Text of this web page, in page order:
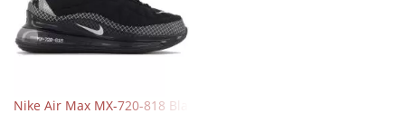
Nike Air Max MX-720-818 Black